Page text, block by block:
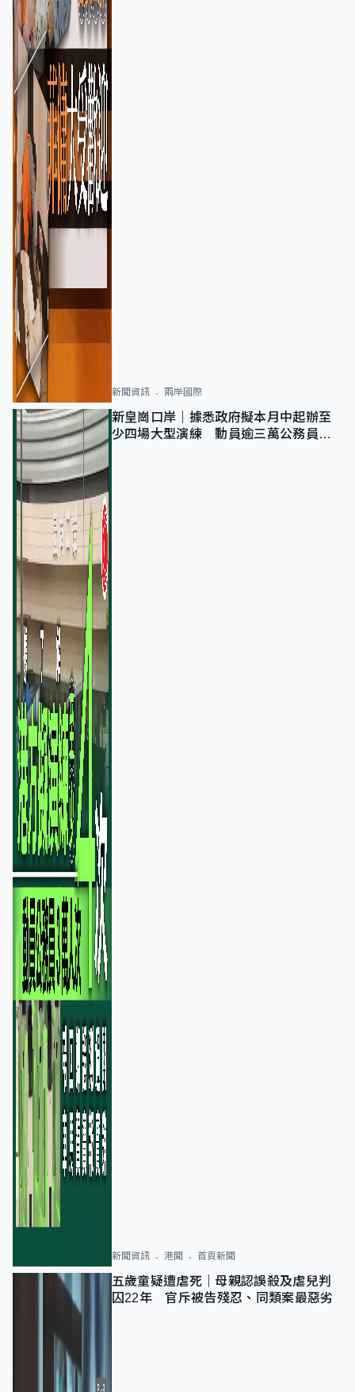
新聞資訊 兩岸國際
新皇崗口岸｜據悉政府擬本月中起辦至
少四場大型演練 動員逾三萬公務員人
新聞資訊 港聞 首頁新聞
五歲童疑遭虐死｜母親認誤殺及虐兒判
囚22年 官斥被告殘忍、同類案最惡劣